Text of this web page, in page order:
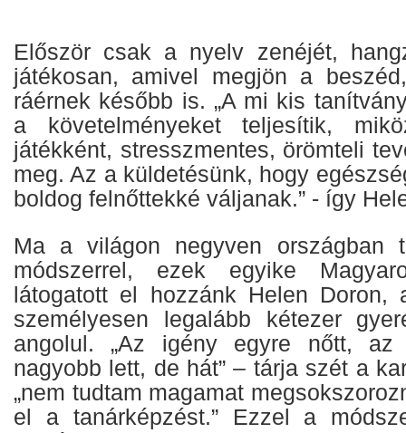
Először csak a nyelv zenéjét,
játékosan, amivel megjön a
ráérnek később is. „A mi kis
a követelményeket teljesítik,
játékként, stresszmentes, örömteli
meg. Az a küldetésünk, hogy
boldog felnőttekké váljanak.” - így
Ma a világon negyven országban
módszerrel, ezek egyike
látogatott el hozzánk Helen Doron,
személyesen legalább kétezer
angolul. „Az igény egyre nőtt, az
nagyobb lett, de hát” – tárja szét a
„nem tudtam magamat
el a tanárképzést.” Ezzel a